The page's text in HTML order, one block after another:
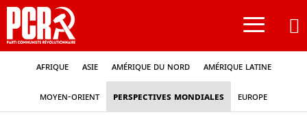
≡
Afrique Asie Amérique du nord Amérique latine
Moyen-Orient Perspectives mondiales Europe